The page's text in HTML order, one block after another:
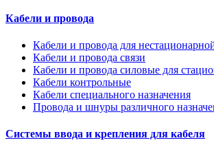
Кабели и провода
Кабели и провода для
Кабели и провода связи
Кабели и провода силовые для
Кабели контрольные
Кабели специального назначения
Провода и шнуры различного
Системы ввода и крепления для кабеля